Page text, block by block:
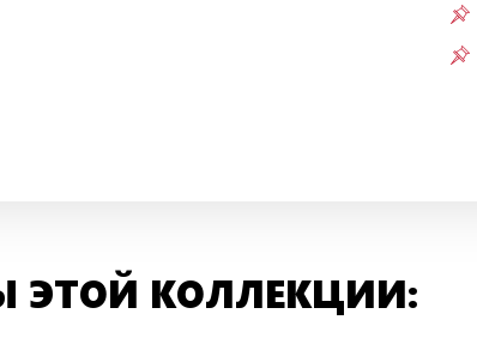
ЭТОЙ КОЛЛЕКЦИИ: